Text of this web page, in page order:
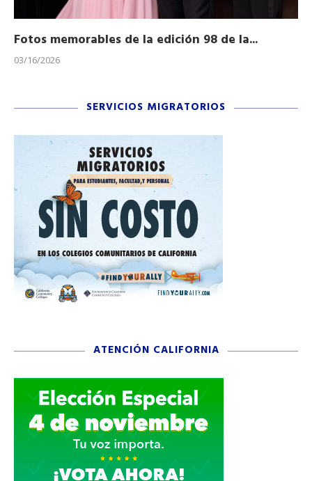
Fotos memorables de la edición 98 de la...
03/16/2026
SERVICIOS MIGRATORIOS
ATENCIÓN CALIFORNIA